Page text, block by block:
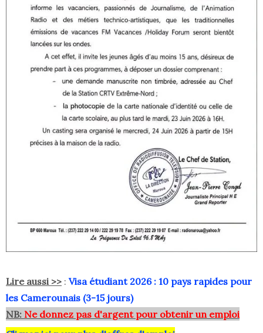
Lire aussi >> : Visa étudiant 2026 : 10 pays rapides pour
les Camerounais (3-15 jours)
NB: Ne donnez pas d'argent pour obtenir un emploi